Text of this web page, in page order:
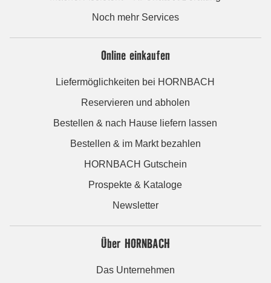
Noch mehr Services
Online einkaufen
Liefermöglichkeiten bei HORNBACH
Reservieren und abholen
Bestellen & nach Hause liefern lassen
Bestellen & im Markt bezahlen
HORNBACH Gutschein
Prospekte & Kataloge
Newsletter
Über HORNBACH
Das Unternehmen